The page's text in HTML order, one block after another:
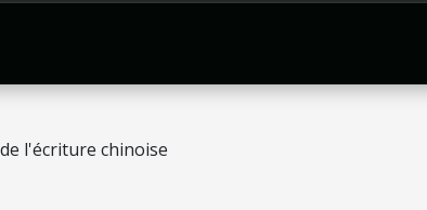
l'écriture chinoise